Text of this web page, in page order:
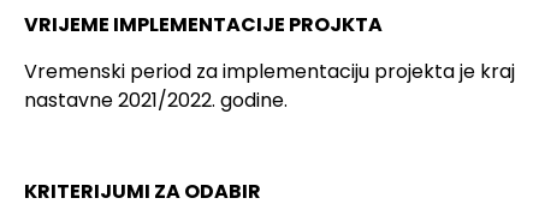
VRIJEME IMPLEMENTACIJE PROJKTA
Vremenski period za implementaciju projekta je kraj
nastavne 2021/2022. godine.
KRITERIJUMI ZA ODABIR